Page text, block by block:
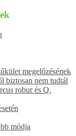
megelőzésének
biztosan nem tudtál
robur és Q.
módja